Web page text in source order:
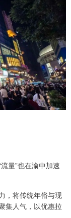
量”也在渝中加速
，将传统年俗与现
集人气，以优惠拉